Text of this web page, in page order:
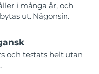
i många år, och
ut. Någonsin.
och testats helt utan